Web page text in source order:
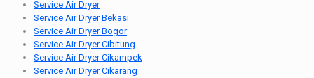
Service Air Dryer
Service Air Dryer Bekasi
Service Air Dryer Bogor
Service Air Dryer Cibitung
Service Air Dryer Cikampek
Service Air Dryer Cikarang